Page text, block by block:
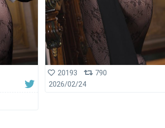
20193
790
2026/02/24